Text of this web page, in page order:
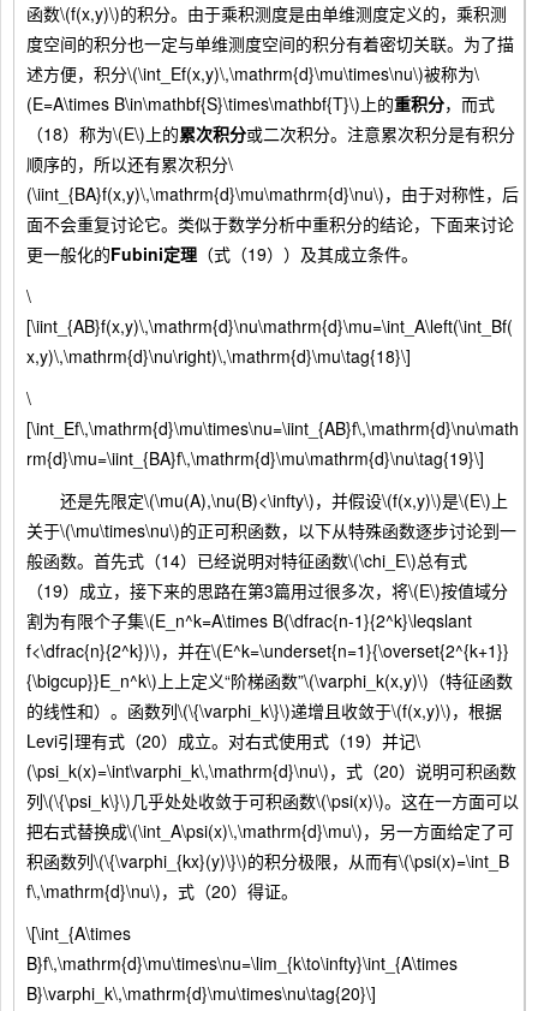
函数\(f(x,y)\)的积分。由于乘积测度是由单维测度定义的，乘积测
度空间的积分也一定与单维测度空间的积分有着密切关联。为了描
述方便，积分\(\int_Ef(x,y)\,\mathrm{d}\mu\times\nu\)被称为\
(E=A\times B\in\mathbf{S}\times\mathbf{T}\)上的重积分，而式
（18）称为\(E\)上的累次积分或二次积分。注意累次积分是有积分
顺序的，所以还有累次积分\
(\iint_{BA}f(x,y)\,\mathrm{d}\mu\mathrm{d}\nu\)，由于对称性，后
面不会重复讨论它。类似于数学分析中重积分的结论，下面来讨论
更一般化的Fubini定理 （式（19））及其成立条件。
\
[\iint_{AB}f(x,y)\,\mathrm{d}\nu\mathrm{d}\mu=\int_A\left(\int_Bf(
x,y)\,\mathrm{d}\nu\right)\,\mathrm{d}\mu\tag{18}\]
\
[\int_Ef\,\mathrm{d}\mu\times\nu=\iint_{AB}f\,\mathrm{d}\nu\math
rm{d}\mu=\iint_{BA}f\,\mathrm{d}\mu\mathrm{d}\nu\tag{19}\]
还是先限定\(\mu(A),\nu(B)<\infty\)，并假设\(f(x,y)\)是\(E\)上
关于\(\mu\times\nu\)的正可积函数，以下从特殊函数逐步讨论到一
般函数。首先式（14）已经说明对特征函数\(\chi_E\)总有式
（19）成立，接下来的思路在第3篇用过很多次，将\(E\)按值域分
割为有限个子集\(E_n^k=A\times B(\dfrac{n-1}{2^k}\leqslant
f<\dfrac{n}{2^k})\)，并在\(E^k=\underset{n=1}{\overset{2^{k+1}}
{\bigcup}}E_n^k\)上上定义“阶梯函数”\(\varphi_k(x,y)\)（特征函数
的线性和）。函数列\(\{\varphi_k\}\)递增且收敛于\(f(x,y)\)，根据
Levi引理有式（20）成立。对右式使用式（19）并记\
(\psi_k(x)=\int\varphi_k\,\mathrm{d}\nu\)，式（20）说明可积函数
列\(\{\psi_k\}\)几乎处处收敛于可积函数\(\psi(x)\)。这在一方面可以
把右式替换成\(\int_A\psi(x)\,\mathrm{d}\mu\)，另一方面给定了可
积函数列\(\{\varphi_{kx}(y)\}\)的积分极限，从而有\(\psi(x)=\int_B
f\,\mathrm{d}\nu\)，式（20）得证。
\[\int_{A\times
B}f\,\mathrm{d}\mu\times\nu=\lim_{k\to\infty}\int_{A\times
B}\varphi_k\,\mathrm{d}\mu\times\nu\tag{20}\]